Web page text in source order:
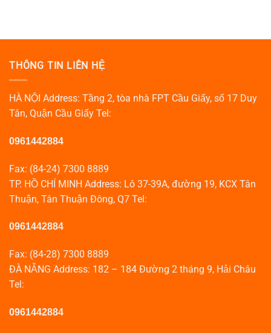
THÔNG TIN LIÊN HỆ
HÀ NỘI Address: Tầng 2, tòa nhà FPT Cầu Giấy, số 17 Duy
Tân, Quận Cầu Giấy Tel:
0961442884
Fax: (84-24) 7300 8889
TP. HỒ CHÍ MINH Address: Lô 37-39A, đường 19, KCX Tân
Thuận, Tân Thuận Đông, Q7 Tel:
0961442884
Fax: (84-28) 7300 8889
ĐÀ NẴNG Address: 182 – 184 Đường 2 tháng 9, Hải Châu
Tel:
0961442884